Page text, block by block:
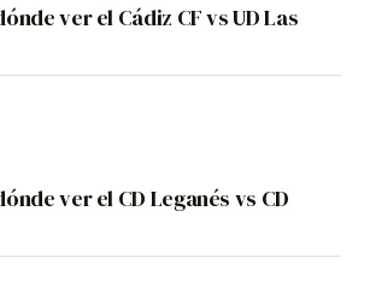
ver el Cádiz CF vs UD Las
ver el CD Leganés vs CD